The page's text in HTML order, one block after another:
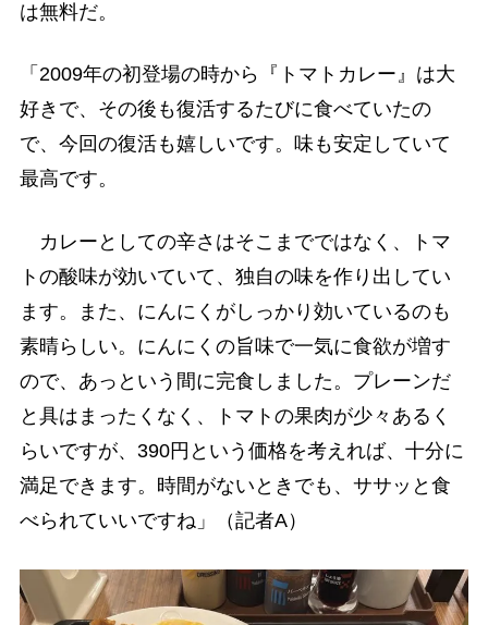
は無料だ。
「2009年の初登場の時から『トマトカレー』は大
好きで、その後も復活するたびに食べていたの
で、今回の復活も嬉しいです。味も安定していて
最高です。
カレーとしての辛さはそこまでではなく、トマ
トの酸味が効いていて、独自の味を作り出してい
ます。また、にんにくがしっかり効いているのも
素晴らしい。にんにくの旨味で一気に食欲が増す
ので、あっという間に完食しました。プレーンだ
と具はまったくなく、トマトの果肉が少々あるく
らいですが、390円という価格を考えれば、十分に
満足できます。時間がないときでも、ササッと食
べられていいですね」（記者A）